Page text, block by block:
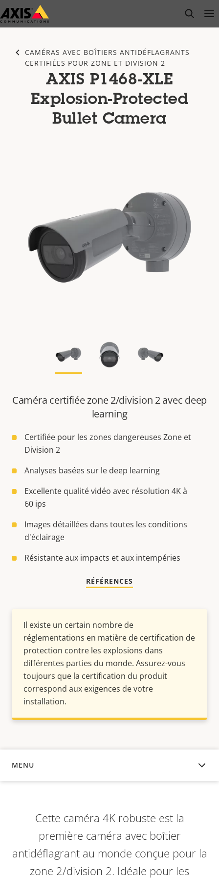
Passer
au
open
CAMÉRAS AVEC BOÎTIERS ANTIDÉFLAGRANTS
CERTIFIÉES POUR ZONE ET DIVISION 2
AXIS P1468-XLE
Explosion-Protected
Bullet Camera
Caméra certifiée zone 2/division 2 avec deep
learning
Certifiée pour les zones dangereuses Zone et
Division 2
Analyses basées sur le deep learning
Excellente qualité vidéo avec résolution 4K à
60 ips
Images détaillées dans toutes les conditions
d'éclairage
Résistante aux impacts et aux intempéries
RÉFÉRENCES
Il existe un certain nombre de
réglementations en matière de certification de
protection contre les explosions dans
différentes parties du monde. Assurez-vous
toujours que la certification du produit
correspond aux exigences de votre
installation.
MENU
APERÇU
Cette caméra 4K robuste est la
première caméra avec boîtier
antidéflagrant au monde conçue pour la
zone 2/division 2. Idéale pour les